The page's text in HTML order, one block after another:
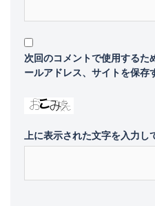
次回のコメントで使用するた
ールアドレス、サイトを保存
上に表示された文字を入力し